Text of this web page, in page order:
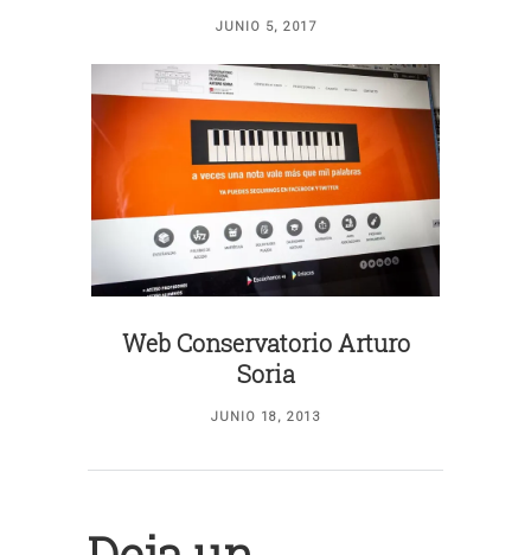
JUNIO 5, 2017
Web Conservatorio Arturo
Soria
JUNIO 18, 2013